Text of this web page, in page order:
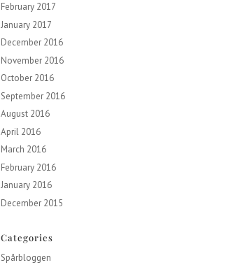
February 2017
January 2017
December 2016
November 2016
October 2016
September 2016
August 2016
April 2016
March 2016
February 2016
January 2016
December 2015
Categories
Spårbloggen